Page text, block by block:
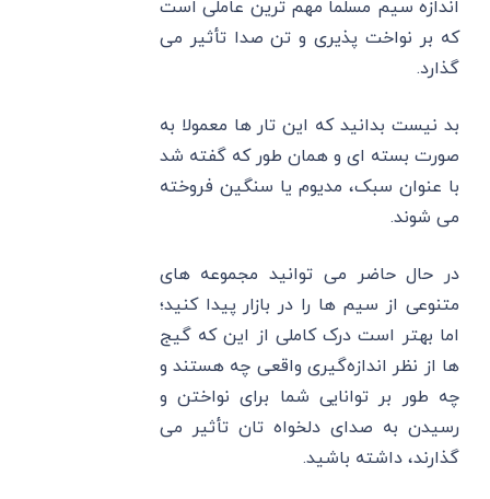
اندازه سیم مسلما مهم ترین عاملی است
که بر نواخت پذیری و تن صدا تأثیر می
گذارد.
بد نیست بدانید که این تار ها معمولا به
صورت بسته ای و همان طور که گفته شد
با عنوان سبک، مدیوم یا سنگین فروخته
می شوند.
در حال حاضر می ‌توانید مجموعه‌ های
متنوعی از سیم ها را در بازار پیدا کنید؛
اما بهتر است درک کاملی از این که گیج‌
ها از نظر اندازه‌گیری واقعی چه هستند و
چه طور بر توانایی شما برای نواختن و
رسیدن به صدای دلخواه تان تأثیر می‌
گذارند، داشته باشید.